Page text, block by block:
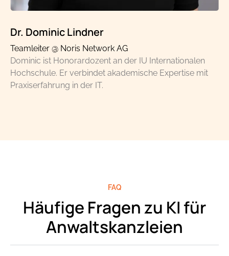
Dr. Dominic Lindner
Teamleiter @ Noris Network AG
Dominic ist Honorardozent an der IU Internationalen
Hochschule. Er verbindet akademische Expertise mit
Praxiserfahrung in der IT.
Häufige Fragen zu KI für
Anwaltskanzleien
FAQ